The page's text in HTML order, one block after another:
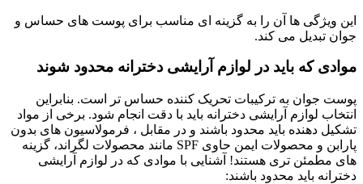
این ویژگی ها آن را به گزینه ای مناسب برای پوست های حساس و
جوان تبدیل می کند.
موادی که باید در لوازم آرایشی دخترانه محدود شوند
پوست جوان به ترکیبات تحریک کننده حساس تر است. بنابراین
انتخاب لوازم آرایشی دخترانه باید با دقت انجام شود. برخی از مواد
تشکیل دهنده باید محدود باشند و در مقابل ، فرمولاسیون های بدون
پارابن و محصولات ایمن حاوی SPF مانند محصولات لگراند، گزینه
های مطمئن تری هستند! آشنایی با موادی که در لوازم آرایشی
دخترانه باید محدود باشند: